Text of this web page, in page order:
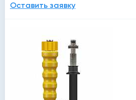
Оставить заявку